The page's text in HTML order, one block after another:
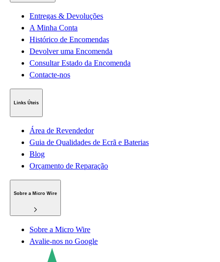
Entregas & Devoluções
A Minha Conta
Histórico de Encomendas
Devolver uma Encomenda
Consultar Estado da Encomenda
Contacte-nos
Links Úteis
Área de Revendedor
Guia de Qualidades de Ecrã e Baterias
Blog
Orçamento de Reparação
Sobre a Micro Wire
Sobre a Micro Wire
Avalie-nos no Google